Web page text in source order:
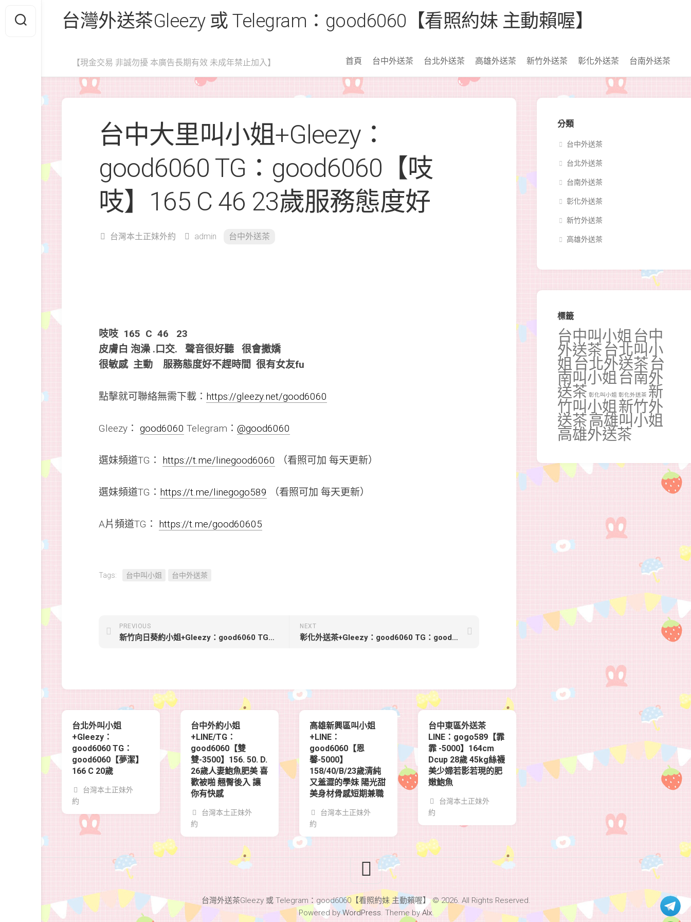
content
台灣外送茶Gleezy 或 Telegram：good6060【看照約妹 主動賴喔】
【現金交易 非誠勿擾 本廣告長期有效 未成年禁止加入】 首頁 台中外送茶 台北外送茶 高雄外送茶 新竹外送茶 彰化外送茶 台南外送茶
台中大里叫小姐+Gleezy：
good6060 TG：good6060【吱
吱】165 C 46 23歲服務態度好
台灣本土正妹外約 admin 台中外送茶
吱吱 165 C 46 23
皮膚白 泡澡 .口交. 聲音很好聽 很會撒嬌
很敏感 主動 服務態度好不趕時間 很有女友fu
點擊就可聯絡無需下載： https://gleezy.net/good6060
Gleezy： good6060 Telegram： @good6060
選妹頻道TG： https://t.me/linegood6060 （看照可加 每天更新）
選妹頻道TG： https://t.me/linegogo589 （看照可加 每天更新）
A片頻道TG： https://t.me/good60605
Tags: 台中叫小姐 台中外送茶
NEXT
彰化外送茶+Gleezy：good6060 TG：good6060【凡兒-3500】161.45.C.24歲
PREVIOUS
新竹向日葵約小姐+Gleezy：good6060 TG：good6060【小姿】163cm.Dcup.27歲.47kg
台北外叫小姐
+Gleezy：
good6060 TG：
good6060【夢潔】
166 C 20歲
台灣本土正妹外
約
台中外約小姐
+LINE/TG：
good6060【雙
雙-3500】156. 50. D.
26歲人妻鮑魚肥美 喜
歡被啪 翹臀後入 讓
你有快感
台灣本土正妹外
約
高雄新興區叫小姐
+LINE：
good6060【恩
馨-5000】
158/40/B/23歲清純
又羞澀的學妹 陽光甜
美身材骨感短期兼職
台灣本土正妹外
約
台中東區外送茶
LINE：gogo589【霏
霏 -5000】164cm
Dcup 28歲 45kg絲襪
美少婦若影若現的肥
嫩鮑魚
台灣本土正妹外
約
分類
台中外送茶
台北外送茶
台南外送茶
彰化外送茶
新竹外送茶
高雄外送茶
標籤
台中叫小姐 台中
外送茶 台北叫小
姐 台北外送茶 台
南叫小姐 台南外
送茶 彰化叫小姐 彰化外送茶 新
竹叫小姐 新竹外
送茶高雄叫小姐
高雄外送茶
台灣外送茶Gleezy 或 Telegram：good6060【看照約妹 主動賴喔】 © 2026. All Rights Reserved.
Powered byWordPress. Theme byAlx.